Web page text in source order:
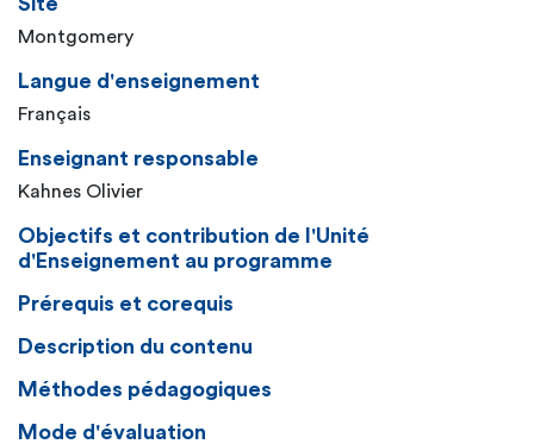
Montgomery
Langue d'enseignement
Français
Enseignant responsable
Kahnes Olivier
Objectifs et contribution de l'Unité
d'Enseignement au programme
Prérequis et corequis
Description du contenu
Méthodes pédagogiques
Mode d'évaluation